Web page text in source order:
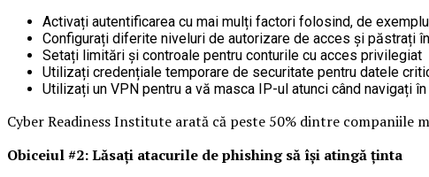
Activați autentificarea cu mai mulți factori folosind, de
Configurați diferite niveluri de autorizare de acces și păstrați
Setați limitări și controale pentru conturile cu acces privilegiat
Utilizați credențiale temporare de securitate pentru datele
Utilizați un VPN pentru a vă masca IP-ul atunci când navigați
Cyber Readiness Institute arată că peste 50% dintre
Obiceiul #2: Lăsați atacurile de phishing să își atingă ținta